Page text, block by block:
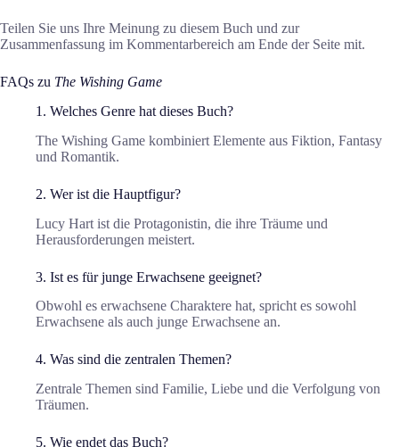
Teilen Sie uns Ihre Meinung zu diesem Buch und zur
Zusammenfassung im Kommentarbereich am Ende der Seite mit.
FAQs zu The Wishing Game
1. Welches Genre hat dieses Buch?
The Wishing Game kombiniert Elemente aus Fiktion, Fantasy
und Romantik.
2. Wer ist die Hauptfigur?
Lucy Hart ist die Protagonistin, die ihre Träume und
Herausforderungen meistert.
3. Ist es für junge Erwachsene geeignet?
Obwohl es erwachsene Charaktere hat, spricht es sowohl
Erwachsene als auch junge Erwachsene an.
4. Was sind die zentralen Themen?
Zentrale Themen sind Familie, Liebe und die Verfolgung von
Träumen.
5. Wie endet das Buch?